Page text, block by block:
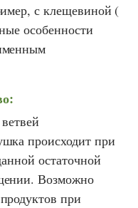
с клещевиной (
особенности
происходит при
остаточной
Возможно
при